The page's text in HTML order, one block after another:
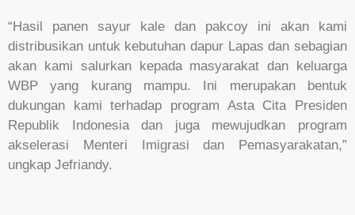
“Hasil panen sayur kale dan pakcoy ini akan kami
distribusikan untuk kebutuhan dapur Lapas dan sebagian
akan kami salurkan kepada masyarakat dan keluarga
WBP yang kurang mampu. Ini merupakan bentuk
dukungan kami terhadap program Asta Cita Presiden
Republik Indonesia dan juga mewujudkan program
akselerasi Menteri Imigrasi dan Pemasyarakatan,”
ungkap Jefriandy.